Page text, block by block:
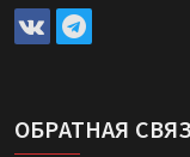
ОБРАТНАЯ